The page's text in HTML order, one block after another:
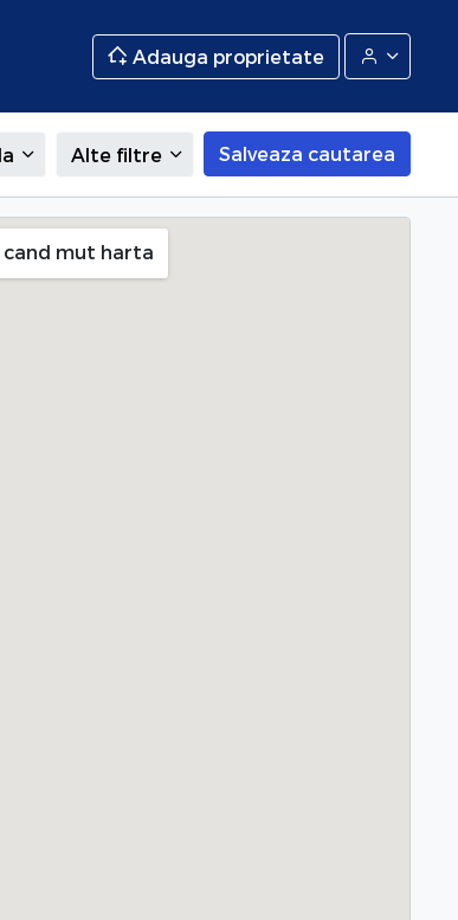
Adauga proprietate
Alte filtre Salveaza cautarea
cand mut harta